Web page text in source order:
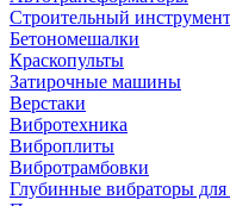
Строительный инструмент
Бетономешалки
Краскопульты
Затирочные машины
Верстаки
Вибротехника
Виброплиты
Вибротрамбовки
Глубинные вибраторы для